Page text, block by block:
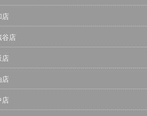
店
谷店
店
店
店